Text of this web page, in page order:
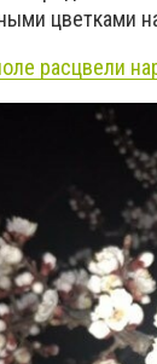
цветками
расцвели